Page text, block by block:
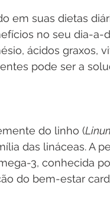
em suas dietas
no seu dia-a-
ácidos graxos,
pode ser a
do linho (
das lináceas. A
3, conhecida
do bem-estar